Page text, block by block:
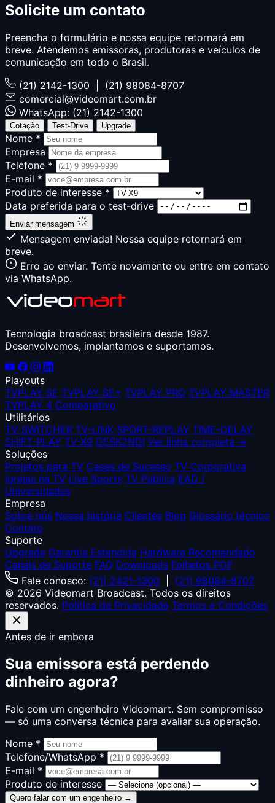
Solicite um contato
Preencha o formulário e nossa equipe retornará em
breve. Atendemos emissoras, produtoras e veículos de
comunicação em todo o Brasil.
(21) 2142-1300 | (21) 98084-8707
comercial@videomart.com.br
WhatsApp: (21) 2142-1300
Cotação Test-Drive Upgrade
Nome *
Empresa
Telefone *
E-mail *
Produto de interesse *
Data preferida para o test-drive
Enviar mensagem
Mensagem enviada! Nossa equipe retornará em
breve.
Erro ao enviar. Tente novamente ou entre em contato
via WhatsApp.
Tecnologia broadcast brasileira desde 1987.
Desenvolvemos, implantamos e suportamos.
Playouts
TVPLAY SE TVPLAY SE+ TVPLAY PRO TVPLAY MASTER
TVPLAY 4 Comparativo
Utilitários
TV-SWITCHER TV-LINK SPORT-REPLAY TIME-DELAY
SHIFT-PLAY TV-X9 DESK2NDI Ver linha completa →
Soluções
Projetos para TV Cases de Sucesso TV Corporativa
Igrejas na TV Live Sports TV Pública EAD /
Universidades
Empresa
Sobre nós Nossa história Clientes Blog Glossário técnico
Contato
Suporte
Upgrade Garantia Estendida Hardware Recomendado
Canais de Suporte FAQ Downloads Folhetos PDF
Fale conosco: (21) 2421-1300
(21) 98084-8707
© 2026 Videomart Broadcast. Todos os direitos
reservados. Política de Privacidade Termos e Condições
Antes de ir embora
Sua emissora está perdendo
dinheiro agora?
Fale com um engenheiro Videomart. Sem compromisso
— só uma conversa técnica para avaliar sua operação.
Nome *
Telefone/WhatsApp *
E-mail *
Produto de interesse
Quero falar com um engenheiro →